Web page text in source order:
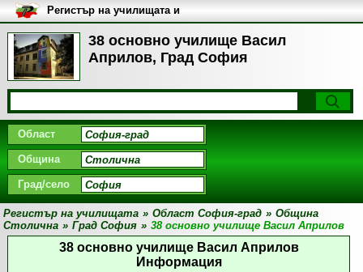
38 основно училище Васил
Априлов, Град София
Регистър на училищата и
университетите в България
Област
Община
Град/село
Регистър на училищата » Област София-град » Община
Столична » Град София » 38 основно училище Васил Априлов
38 основно училище Васил Априлов
Информация